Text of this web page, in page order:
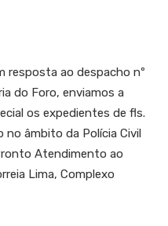
resposta ao despacho nº
do Foro, enviamos a
os expedientes de fls.
no âmbito da Polícia Civil
Atendimento ao
Lima, Complexo